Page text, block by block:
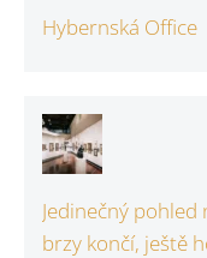
Hybernská Office
Jedinečný pohled
brzy končí, ještě